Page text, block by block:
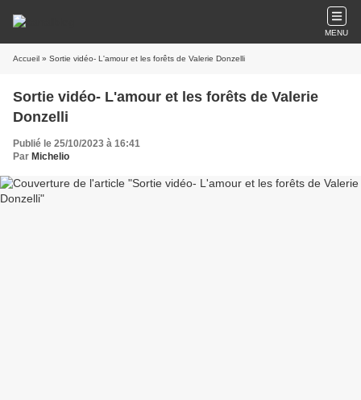
MENU
Accueil » Sortie vidéo- L'amour et les forêts de Valerie Donzelli
Sortie vidéo- L'amour et les forêts de Valerie
Donzelli
Publié le 25/10/2023 à 16:41
Par Michelio